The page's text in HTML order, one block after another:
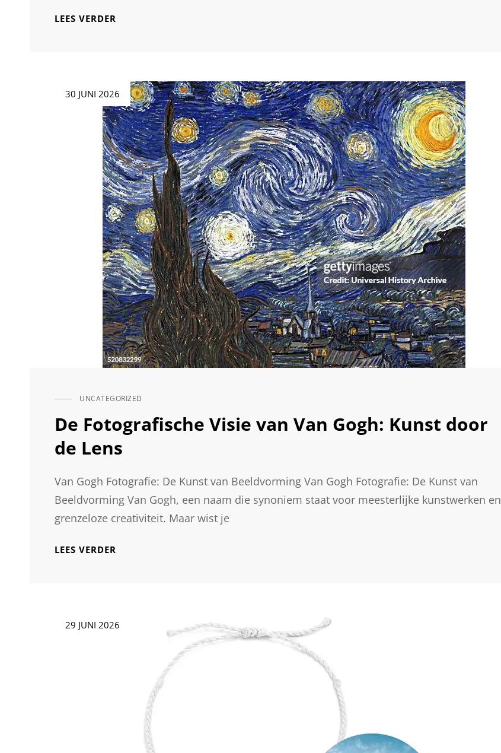
LEES VERDER
FOTOGRAFIE
IN
DE
SCHIJNWERPERS
Geplaatst30 JUNI 2026
CAT
UNCATEGORIZED
De Fotografische Visie van Van Gogh: Kunst door
de Lens
Van Gogh Fotografie: De Kunst van Beeldvorming Van Gogh Fotografie: De Kunst van
Beeldvorming Van Gogh, een naam die synoniem staat voor meesterlijke kunstwerken en
grenzeloze creativiteit. Maar wist je
LEES VERDER
KUNST
Geplaatst29 JUNI 2026